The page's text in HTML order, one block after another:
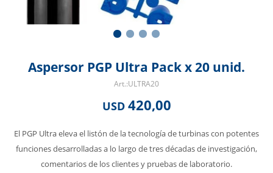
Aspersor PGP Ultra Pack x 20 unid.
ULTRA20
USD 420,00
El PGP Ultra eleva el listón de la tecnología de turbinas con potentes
funciones desarrolladas a lo largo de tres décadas de investigación,
comentarios de los clientes y pruebas de laboratorio.